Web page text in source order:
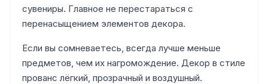
сувениры. Главное не перестараться с
перенасыщением элементов декора.
Если вы сомневаетесь, всегда лучше меньше
предметов, чем их нагромождение. Декор в стиле
прованс лёгкий, прозрачный и воздушный.